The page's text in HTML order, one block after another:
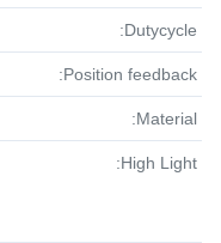
Dutycycle:
Position feedback:
Material:
High Light: